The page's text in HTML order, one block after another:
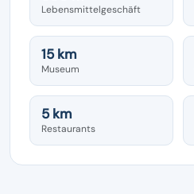
Lebensmittelgeschäft
15 km
Museum
5 km
Restaurants